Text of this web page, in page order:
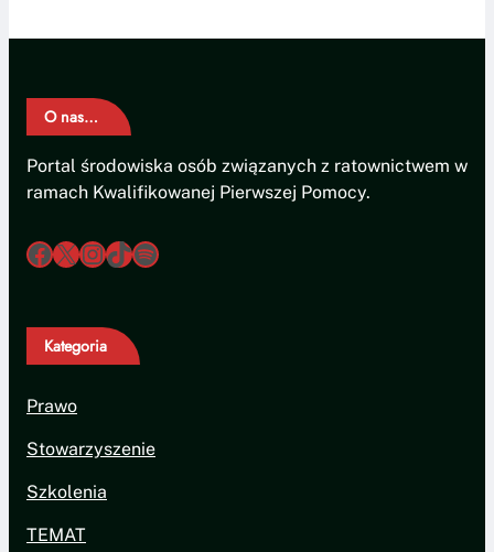
O nas…
Portal środowiska osób związanych z ratownictwem w
ramach Kwalifikowanej Pierwszej Pomocy.
/ratownikkpp X InstagramTikTok Spotify
Kategoria
Prawo
Stowarzyszenie
Szkolenia
TEMAT